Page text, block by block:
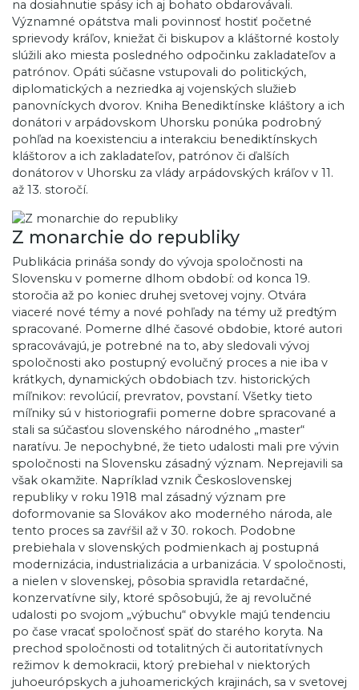
na dosiahnutie spásy ich aj bohato obdarovávali.
Významné opátstva mali povinnosť hostiť početné
sprievody kráľov, kniežat či biskupov a kláštorné kostoly
slúžili ako miesta posledného odpočinku zakladateľov a
patrónov. Opáti súčasne vstupovali do politických,
diplomatických a nezriedka aj vojenských služieb
panovníckych dvorov. Kniha Benediktínske kláštory a ich
donátori v arpádovskom Uhorsku ponúka podrobný
pohľad na koexistenciu a interakciu benediktínskych
kláštorov a ich zakladateľov, patrónov či ďalších
donátorov v Uhorsku za vlády arpádovských kráľov v 11.
až 13. storočí.
Z monarchie do republiky
Publikácia prináša sondy do vývoja spoločnosti na
Slovensku v pomerne dlhom období: od konca 19.
storočia až po koniec druhej svetovej vojny. Otvára
viaceré nové témy a nové pohľady na témy už predtým
spracované. Pomerne dlhé časové obdobie, ktoré autori
spracovávajú, je potrebné na to, aby sledovali vývoj
spoločnosti ako postupný evolučný proces a nie iba v
krátkych, dynamických obdobiach tzv. historických
míľnikov: revolúcií, prevratov, povstaní. Všetky tieto
míľniky sú v historiografii pomerne dobre spracované a
stali sa súčasťou slovenského národného „master“
naratívu. Je nepochybné, že tieto udalosti mali pre vývin
spoločnosti na Slovensku zásadný význam. Neprejavili sa
však okamžite. Napríklad vznik Československej
republiky v roku 1918 mal zásadný význam pre
doformovanie sa Slovákov ako moderného národa, ale
tento proces sa zavŕšil až v 30. rokoch. Podobne
prebiehala v slovenských podmienkach aj postupná
modernizácia, industrializácia a urbanizácia. V spoločnosti,
a nielen v slovenskej, pôsobia spravidla retardačné,
konzervatívne sily, ktoré spôsobujú, že aj revolučné
udalosti po svojom „výbuchu“ obvykle majú tendenciu
po čase vracať spoločnosť späť do starého koryta. Na
prechod spoločnosti od totalitných či autoritatívnych
režimov k demokracii, ktorý prebiehal v niektorých
juhoeurópskych a juhoamerických krajinách, sa v svetovej